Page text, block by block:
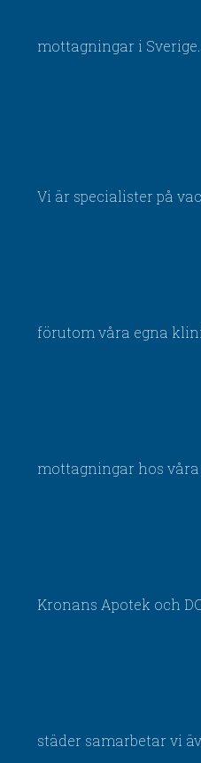
mottagningar i Sverige.
Vi är specialister på
förutom våra egna
mottagningar hos
Kronans Apotek och
städer samarbetar vi